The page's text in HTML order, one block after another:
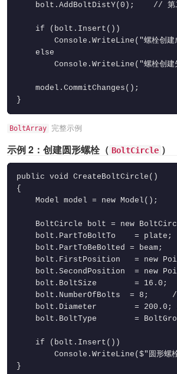
bolt.AddBoltDistY(0);    // 第二
    if (bolt.Insert())
Console.WriteLine("螺栓创建
    else
Console.WriteLine("螺栓创建
    model.CommitChanges();
}
BoltArray 完整示例
示例 2：创建圆形螺栓（ BoltCircle ）
public void CreateBoltCircle()
{
    Model model = new Model();
BoltCircle bolt = new
    bolt.PartToBoltTo    = plate;
    bolt.PartToBeBolted = beam;
bolt.FirstPosition   = new
bolt.SecondPosition  = new
    bolt.BoltSize        = 16.0;
bolt.NumberOfBolts  = 8;     //
bolt.Diameter        = 200.0;
bolt.BoltType        =
    if (bolt.Insert())
Console.WriteLine($"圆形螺
}